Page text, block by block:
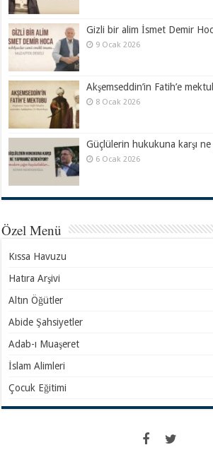
Gizli bir alim İsmet Demir
9 Ocak 2026
Akşemseddin’in Fatih’e
8 Ocak 2026
Güçlülerin hukukuna karşı
6 Ocak 2026
Özel Menü
Kıssa Havuzu
Hatıra Arşivi
Altın Öğütler
Abide Şahsiyetler
Adab-ı Muaşeret
İslam Alimleri
Çocuk Eğitimi